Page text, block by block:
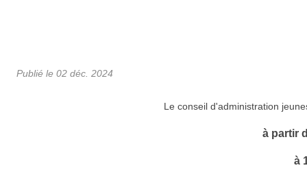
Publié le 02 déc. 2024
Le conseil d'administration
à partir
à